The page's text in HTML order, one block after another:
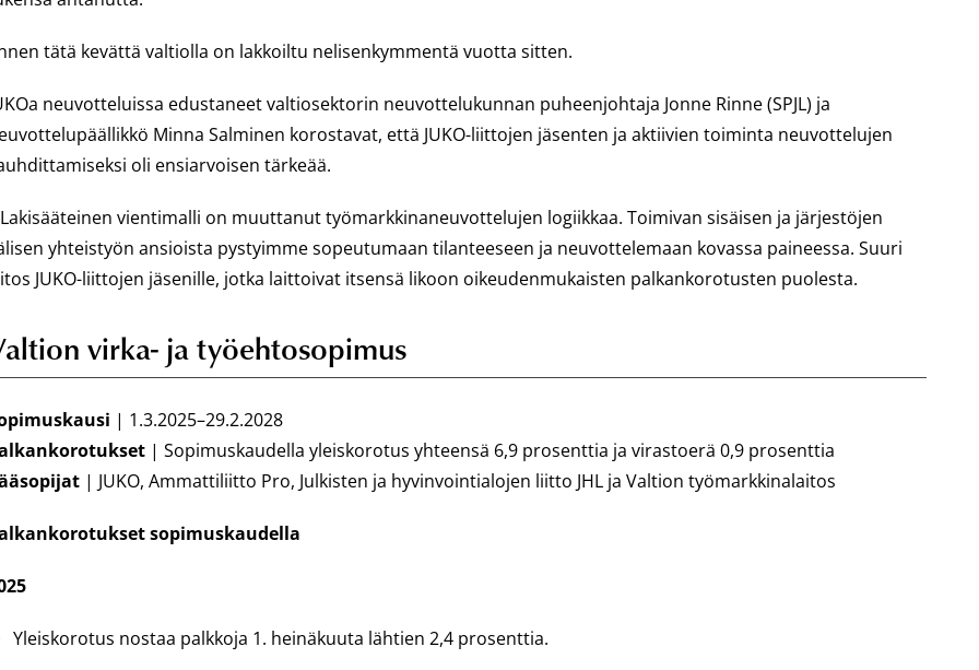
tätä kevättä valtiolla on lakkoiltu nelisenkymmentä vuotta sitten.
neuvotteluissa edustaneet valtiosektorin neuvottelukunnan puheenjohtaja Jonne Rinne (SPJL) ja
Minna Salminen korostavat, että JUKO-liittojen jäsenten ja aktiivien toiminta neuvottelujen
oli ensiarvoisen tärkeää.
vientimalli on muuttanut työmarkkinaneuvottelujen logiikkaa. Toimivan sisäisen ja järjestöjen
yhteistyön ansioista pystyimme sopeutumaan tilanteeseen ja neuvottelemaan kovassa paineessa. Suuri
JUKO-liittojen jäsenille, jotka laittoivat itsensä likoon oikeudenmukaisten palkankorotusten puolesta.
virka- ja työehtosopimus
| 1.3.2025–29.2.2028
| Sopimuskaudella yleiskorotus yhteensä 6,9 prosenttia ja virastoerä 0,9 prosenttia
| JUKO, Ammattiliitto Pro, Julkisten ja hyvinvointialojen liitto JHL ja Valtion työmarkkinalaitos
sopimuskaudella
Yleiskorotus nostaa palkkoja 1. heinäkuuta lähtien 2,4 prosenttia.